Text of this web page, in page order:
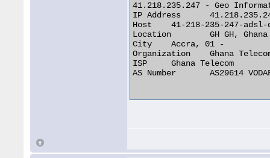
41.218.235.247 - Geo
IP Address 	41.218.235.247
Host 	41-218-235-247-adsl-dyn.4u.com.gh
Location 	GH GH, Ghana
City 	Accra, 01 -
Organization 	Ghana Telecom
ISP 	Ghana Telecom
AS Number 	AS29614 VODAFONE GHANA AS INTERNATIONAL TRANSIT